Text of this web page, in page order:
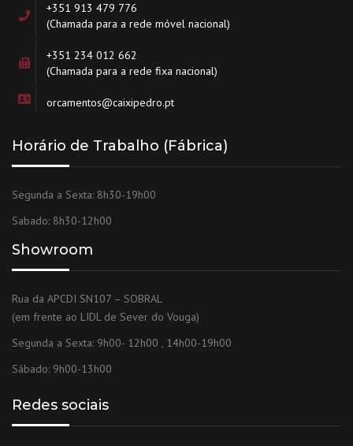
+351 913 479 776
(Chamada para a rede móvel nacional)
+351 234 012 662
(Chamada para a rede fixa nacional)
orcamentos@caixipedro.pt
Horário de Trabalho (Fábrica)
Segunda a Sexta: 8h30-19h00
Sabado: 8h30-12h00
Showroom
Rua da APCDI SN107 – SOBRAL
(em frente ao LIDL de Sever do Vouga)
Segunda a Sexta: 9h00- 12h00 , 14h00-19h00
Sábado: 9h00-13h00
Redes sociais